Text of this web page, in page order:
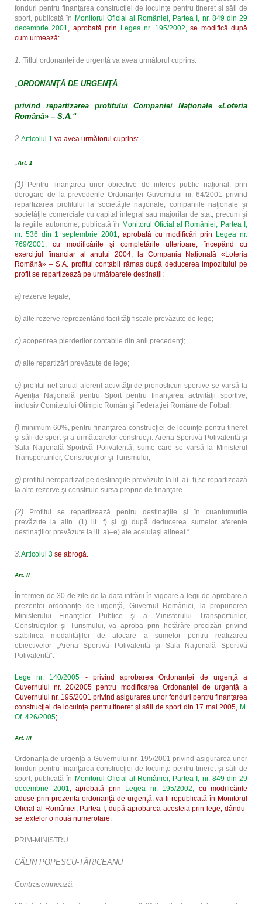
fonduri pentru finanţarea construcţiei de locuinţe pentru tineret şi săli de
sport, publicată în Monitorul Oficial al României, Partea I, nr. 849 din 29
decembrie 2001, aprobată prin Legea nr. 195/2002,se modifică după
cum urmează:
1. Titlul ordonanţei de urgenţă va avea următorul cuprins:
ORDONANŢĂ DE URGENŢĂ
privind repartizarea profitului Companiei Naţionale «Loteria
Română» – S.A.“
2.Articolul 1 va avea următorul cuprins:
Art. 1
(1) Pentru finanţarea unor obiective de interes public naţional, prin
derogare de la prevederile Ordonanţei Guvernului nr. 64/2001 privind
repartizarea profitului la societăţile naţionale, companiile naţionale şi
societăţile comerciale cu capital integral sau majoritar de stat, precum şi
la regiile autonome, publicată în Monitorul Oficial al României, Partea I,
nr. 536 din 1 septembrie 2001, aprobată cu modificări prin Legea nr.
769/2001, cu modificările şi completările ulterioare, începând cu
exerciţiul financiar al anului 2004, la Compania Naţională «Loteria
Română» – S.A. profitul contabil rămas după deducerea impozitului pe
profit se repartizează pe următoarele destinaţii:
a) rezerve legale;
b) alte rezerve reprezentând facilităţi fiscale prevăzute de lege;
c) acoperirea pierderilor contabile din anii precedenţi;
d) alte repartizări prevăzute de lege;
e) profitul net anual aferent activităţii de pronosticuri sportive se varsă la
Agenţia Naţională pentru Sport pentru finanţarea activităţii sportive,
inclusiv Comitetului Olimpic Român şi Federaţiei Române de Fotbal;
f) minimum 60%, pentru finanţarea construcţiei de locuinţe pentru tineret
şi săli de sport şi a următoarelor construcţii: Arena Sportivă Polivalentă şi
Sala Naţională Sportivă Polivalentă, sume care se varsă la Ministerul
Transporturilor, Construcţiilor şi Turismului;
g) profitul nerepartizat pe destinaţiile prevăzute la lit. a)–f) se repartizează
la alte rezerve şi constituie sursa proprie de finanţare.
(2) Profitul se repartizează pentru destinaţiile şi în cuantumurile
prevăzute la alin. (1) lit. f) şi g) după deducerea sumelor aferente
destinaţiilor prevăzute la lit. a)–e) ale aceluiaşi alineat.“
3.Articolul 3 se abrogă.
Art. II
În termen de 30 de zile de la data intrării în vigoare a legii de aprobare a
prezentei ordonanţe de urgenţă, Guvernul României, la propunerea
Ministerului Finanţelor Publice şi a Ministerului Transporturilor,
Construcţiilor şi Turismului, va aproba prin hotărâre precizări privind
stabilirea modalităţilor de alocare a sumelor pentru realizarea
obiectivelor „Arena Sportivă Polivalentă şi Sala Naţională Sportivă
Polivalentă“.
Lege nr. 140/2005 - privind aprobarea Ordonanţei de urgenţă a
Guvernului nr. 20/2005 pentru modificarea Ordonanţei de urgenţă a
Guvernului nr. 195/2001 privind asigurarea unor fonduri pentru finanţarea
construcţiei de locuinţe pentru tineret şi săli de sport din 17 mai 2005, M.
Of. 426/2005;
Art. III
Ordonanţa de urgenţă a Guvernului nr. 195/2001 privind asigurarea unor
fonduri pentru finanţarea construcţiei de locuinţe pentru tineret şi săli de
sport, publicată în Monitorul Oficial al României, Partea I, nr. 849 din 29
decembrie 2001, aprobată prin Legea nr. 195/2002, cu modificările
aduse prin prezenta ordonanţă de urgenţă, va fi republicată în Monitorul
Oficial al României, Partea I, după aprobarea acesteia prin lege, dându-
se textelor o nouă numerotare.
PRIM-MINISTRU
CĂLIN POPESCU-TĂRICEANU
Contrasemnează: